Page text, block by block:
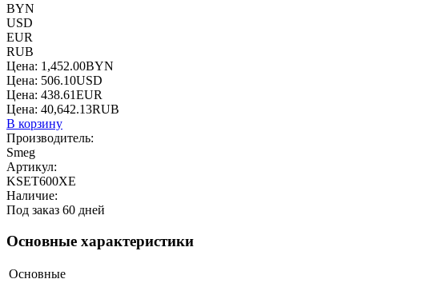
BYN
USD
EUR
RUB
Цена: 1,452.00BYN
Цена: 506.10USD
Цена: 438.61EUR
Цена: 40,642.13RUB
В корзину
Производитель:
Smeg
Артикул:
KSET600XE
Наличие:
Под заказ 60 дней
Основные характеристики
Основные